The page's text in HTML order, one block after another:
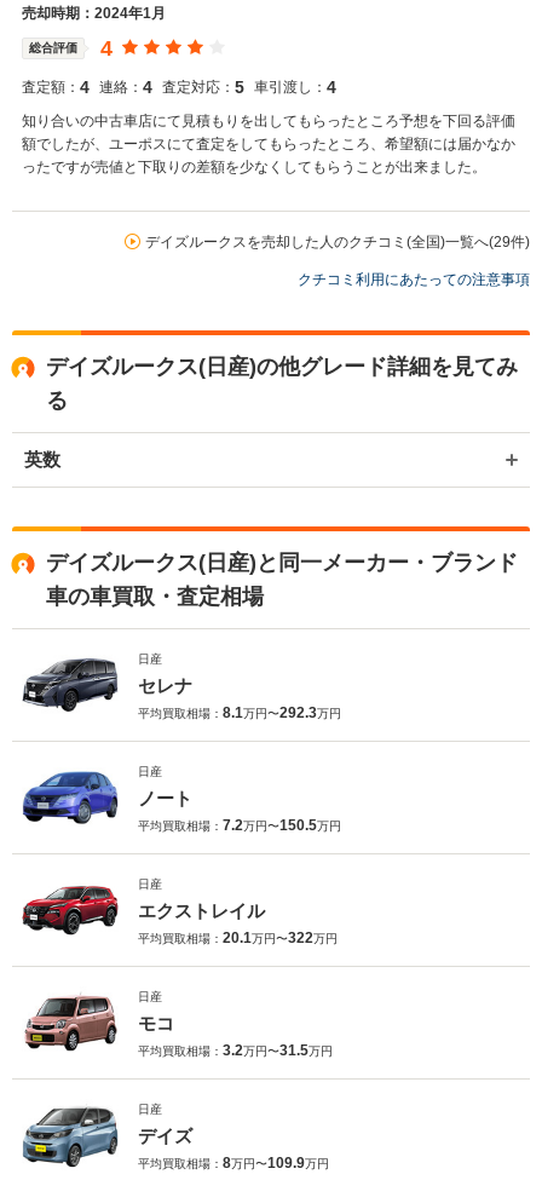
る関係もあり、大変得意な車種となっております。軽自動車の他にも
機会がございましたら是非お力添えできれば幸いでございます。 今後
とも宜しくお願い申し上げます。
売却時期：2024年1月
総合評価 4
査定額： 4 連絡： 4 査定対応： 5 車引渡し： 4
知り合いの中古車店にて見積もりを出してもらったところ予想を下回る評価
額でしたが、ユーポスにて査定をしてもらったところ、希望額には届かなか
ったですが売値と下取りの差額を少なくしてもらうことが出来ました。
デイズルークスを売却した人のクチコミ(全国)一覧へ(29件)
クチコミ利用にあたっての注意事項
デイズルークス(日産)の他グレード詳細を見てみ
る
英数
デイズルークス(日産)と同一メーカー・ブランド
車の車買取・査定相場
日産
セレナ
平均買取相場： 8.1万円〜292.3万円
日産
ノート
平均買取相場： 7.2万円〜150.5万円
日産
エクストレイル
平均買取相場： 20.1万円〜322万円
日産
モコ
平均買取相場： 3.2万円〜31.5万円
日産
デイズ
平均買取相場： 8万円〜109.9万円